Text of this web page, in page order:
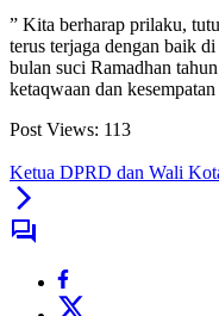
” Kita berharap prilaku,
terus terjaga dengan baik
bulan suci Ramadhan
ketaqwaan dan
Post Views: 113
Ketua DPRD dan Wali